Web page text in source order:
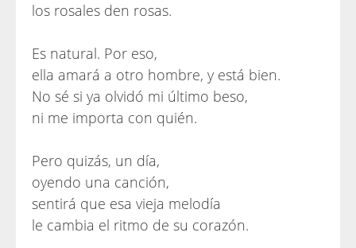
los rosales den rosas.
Es natural. Por eso,
ella amará a otro hombre, y está bien.
No sé si ya olvidó mi último beso,
ni me importa con quién.
Pero quizás, un día,
oyendo una canción,
sentirá que esa vieja melodía
le cambia el ritmo de su corazón.